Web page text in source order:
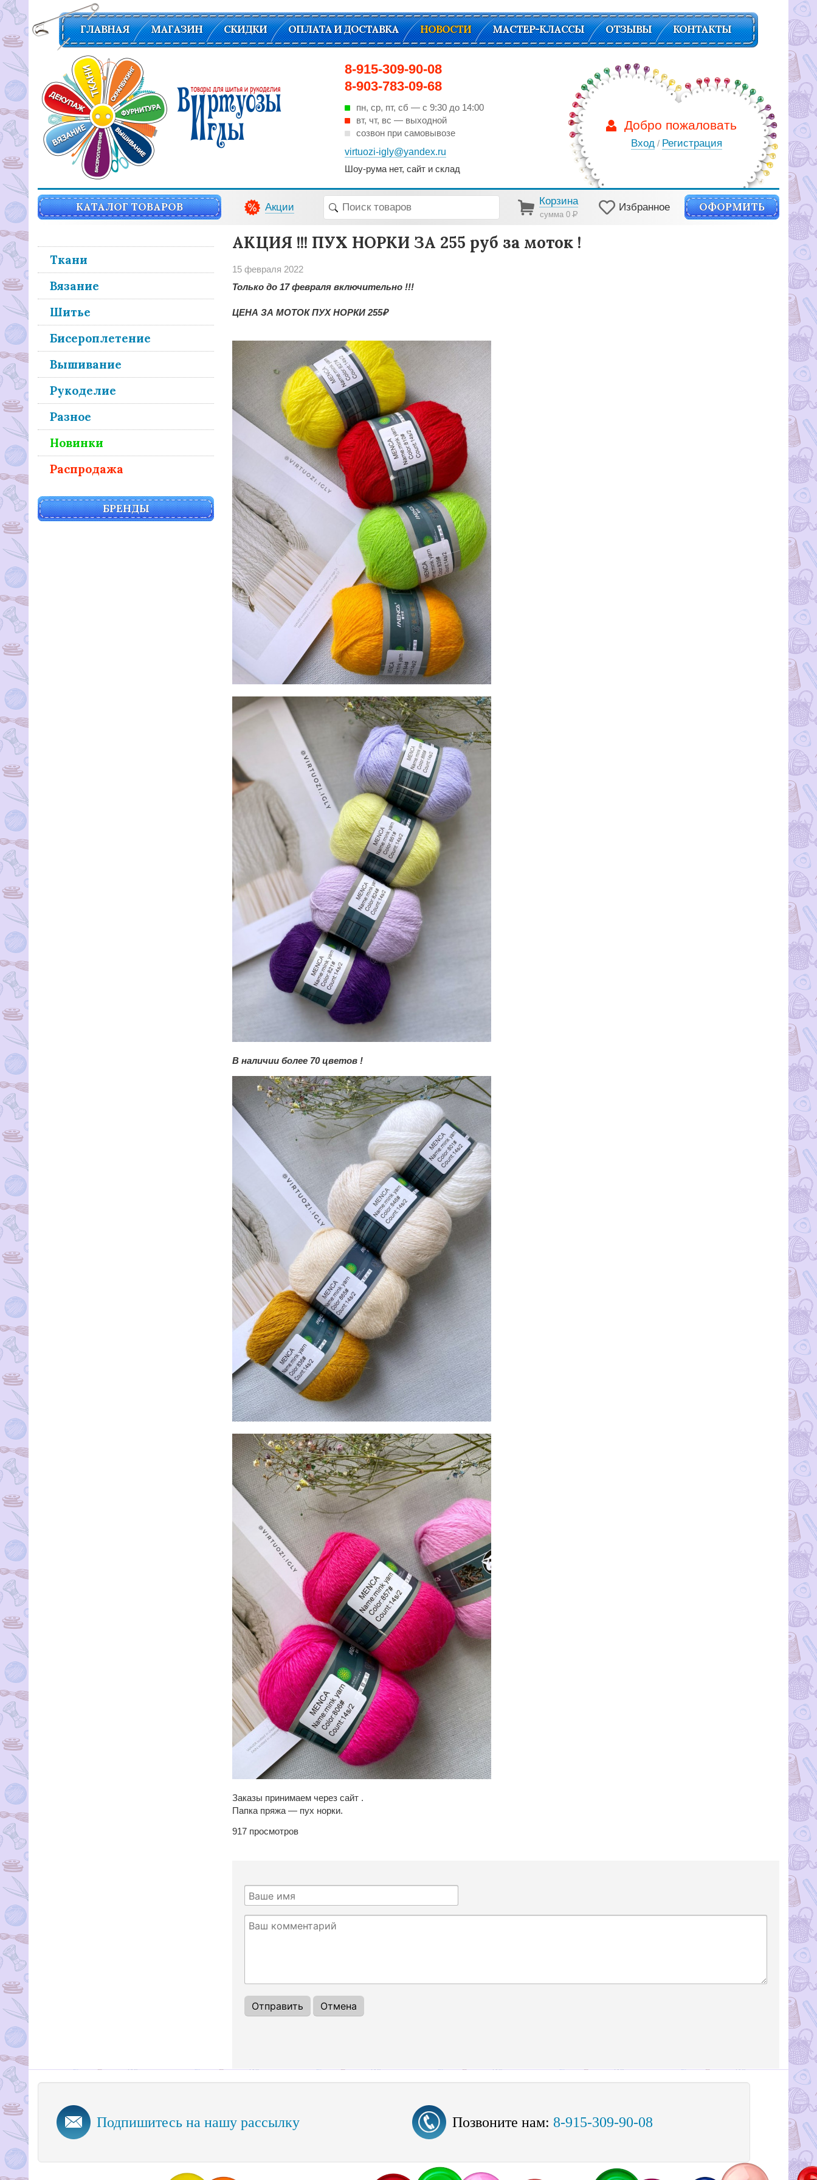
8-915-309-90-08
8-903-783-09-68
пн, ср, пт, cб — с 9:30 до 14:00
вт, чт, вс — выходной
созвон при самовывозе
virtuozi-igly@yandex.ru
Шоу-рума нет, сайт и склад
ГЛАВНАЯ МАГАЗИН СКИДКИ ОПЛАТА И ДОСТАВКА НОВОСТИ МАСТЕР-КЛАССЫ ОТЗЫВЫ КОНТАКТЫ
Добро пожаловать
Вход / Регистрация
КАТАЛОГ ТОВАРОВ Акции
Корзина
сумма 0Р
Избранное ОФОРМИТЬ
Ткани
Вязание
Шитье
Бисероплетение
Вышивание
Рукоделие
Разное
Новинки
Распродажа
БРЕНДЫ
АКЦИЯ !!! ПУХ НОРКИ ЗА 255 руб за моток !
15 февраля 2022
Только до 17 февраля включительно !!!
ЦЕНА ЗА МОТОК ПУХ НОРКИ 255₽
В наличии более 70 цветов !
Заказы принимаем через сайт .
Папка пряжа — пух норки.
917 просмотров
Подпишитесь на нашу рассылку Позвоните нам: 8-915-309-90-08